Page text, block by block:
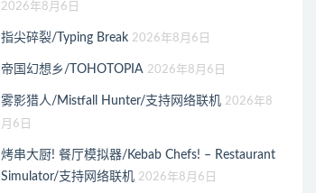
2026年8月6日
指尖碎裂/Typing Break 2026年8月6日
帝国幻想乡/TOHOTOPIA 2026年8月6日
雾影猎人/Mistfall Hunter/支持网络联机 2026年8
月6日
烤串大厨! 餐厅模拟器/Kebab Chefs! – Restaurant
Simulator/支持网络联机 2026年8月6日